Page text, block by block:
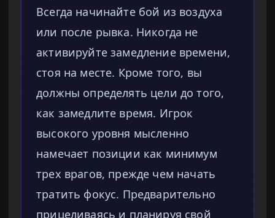
Всегда начинайте бой из воздуха
или после рывка. Никогда не
активируйте замедление времени,
стоя на месте. Кроме того, вы
должны определять цели до того,
как замедлите время. Игрок
высокого уровня мысленно
намечает позиции как минимум
трех врагов, прежде чем начать
тратить фокус. Предварительно
прицеливаясь и планируя свой